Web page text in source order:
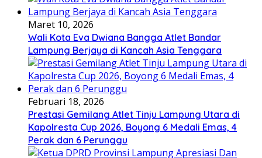
Maret 10, 2026
Wali Kota Eva Dwiana Bangga Atlet Bandar
Lampung Berjaya di Kancah Asia Tenggara
Februari 18, 2026
Prestasi Gemilang Atlet Tinju Lampung Utara di
Kapolresta Cup 2026, Boyong 6 Medali Emas, 4
Perak dan 6 Perunggu